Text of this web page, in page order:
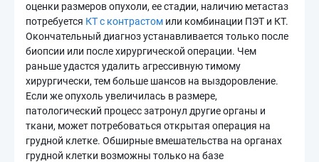
оценки размеров опухоли, ее стадии, наличию метастаз
потребуется КТ с контрастом или комбинации ПЭТ и КТ.
Окончательный диагноз устанавливается только после
биопсии или после хирургической операции. Чем
раньше удастся удалить агрессивную тимому
хирургически, тем больше шансов на выздоровление.
Если же опухоль увеличилась в размере,
патологический процесс затронул другие органы и
ткани, может потребоваться открытая операция на
грудной клетке. Обширные вмешательства на органах
грудной клетки возможны только на базе